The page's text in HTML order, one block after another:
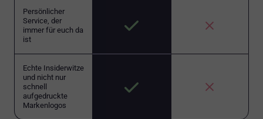
Persönlicher
Service, der
immer für euch da
ist
Echte Insiderwitze
und nicht nur
schnell
aufgedruckte
Markenlogos